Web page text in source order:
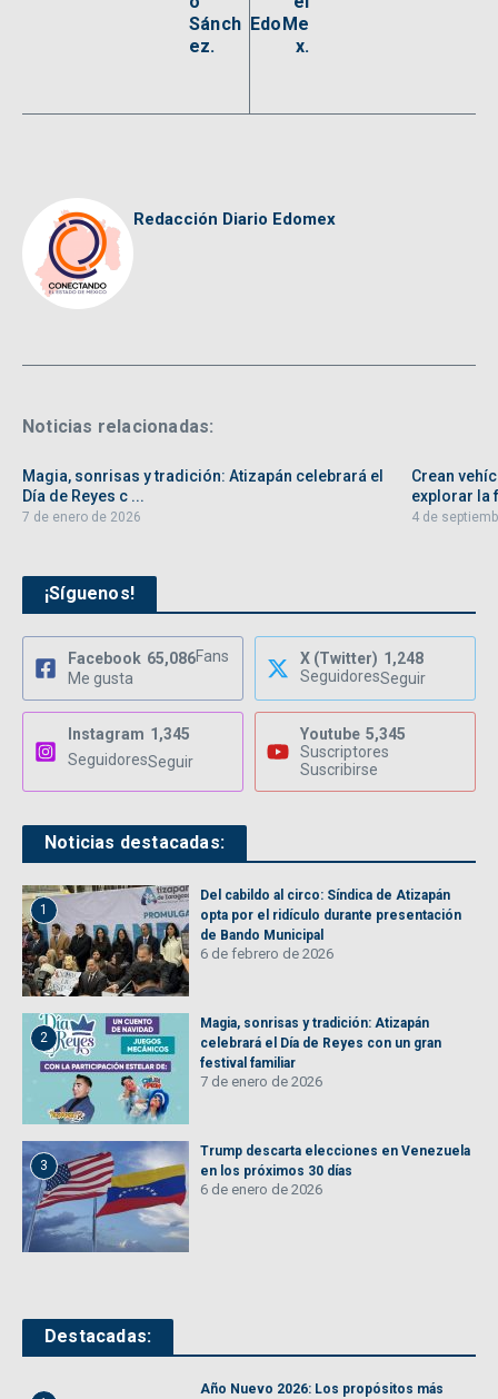
Sánch
ez.
EdoMe
x.
Redacción Diario Edomex
Noticias relacionadas:
Magia, sonrisas y tradición: Atizapán celebrará el
Día de Reyes c ...
7 de enero de 2026
Crean
explorar la
4 de
¡Síguenos!
Facebook 65,086Fans
Me gusta
X (Twitter) 1,248
SeguidoresSeguir
Instagram 1,345
SeguidoresSeguir
Youtube 5,345
Suscriptores
Suscribirse
Noticias destacadas:
1
Del cabildo al circo: Síndica de Atizapán
opta por el ridículo durante presentación
de Bando Municipal
6 de febrero de 2026
2
Magia, sonrisas y tradición: Atizapán
celebrará el Día de Reyes con un gran
festival familiar
7 de enero de 2026
3
Trump descarta elecciones en Venezuela
en los próximos 30 días
6 de enero de 2026
Destacadas:
Año Nuevo 2026: Los propósitos más